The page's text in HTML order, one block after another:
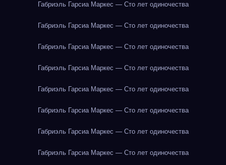
Габриэль Гарсиа Маркес — Сто лет одиночества
Габриэль Гарсиа Маркес — Сто лет одиночества
Габриэль Гарсиа Маркес — Сто лет одиночества
Габриэль Гарсиа Маркес — Сто лет одиночества
Габриэль Гарсиа Маркес — Сто лет одиночества
Габриэль Гарсиа Маркес — Сто лет одиночества
Габриэль Гарсиа Маркес — Сто лет одиночества
Габриэль Гарсиа Маркес — Сто лет одиночества